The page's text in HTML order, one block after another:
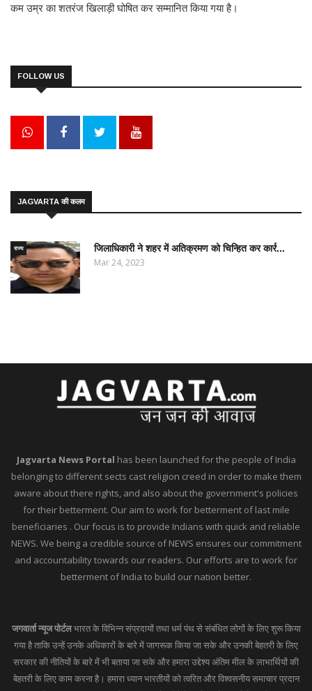
कम उम्र का शतरंज खिलाड़ी घोषित कर सम्मानित किया गया है।
FOLLOW US
JAGVARTA की कलम
राज्य जिलाधिकारी ने शहर में अतिक्रमण को चिन्हित कर कार्र...
Mar 24, 2023
Jagvarta News Portal has been launched for the people of India
belonging to different sects cast religion creed in order to make them
aware about there rights, and also about the government's policies
for their betterment. Our aim to work for betterment of last mile
beneficiaries . Our focus is to provide Indians with quick and reliable
NEWS. We being a credible source of NEWS ensures our commitment
and accountability towards our readers. Our efforts are to work for
betterment of India to build our nation better.
जगवार्ता न्यूज पोर्टलभारत के विभिन्न संप्रदायों तथा धर्म पंथ से संबंधित लोगों के लिए शुरू किया
गया है ताकि उन्हें उनके अधिकारों के बारे में जागरूक किया जा सके और उनकी बेहतरी के लिए
सरकार की नीतियों के बारे में भी बताया जा सके और हमारा उद्देश्य अंतिम मील के लाभार्थियों की
बेहतरी के लिए काम करना है। हमारा ध्यान भारतीयों को त्वरित और विश्वसनीय समाचार प्रदान